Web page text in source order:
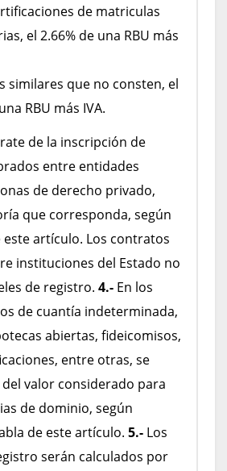
de matriculas
el 2.66% de una RBU más
similares que no consten, el
RBU más IVA.
de la inscripción de
entre entidades
de derecho privado,
que corresponda, según
este artículo. Los contratos
instituciones del Estado no
de registro. 4.- En los
de cuantía indeterminada,
abiertas, fideicomisos,
entre otras, se
del valor considerado para
de dominio, según
de este artículo. 5.- Los
serán calculados por